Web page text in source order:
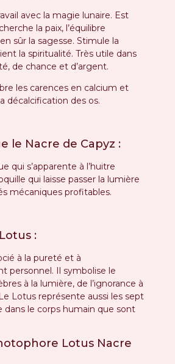
avec la magie lunaire. Est
la paix, l’équilibre
sûr la sagesse. Stimule la
la spiritualité. Très utile dans
de chance et d’argent.
les carences en calcium et
décalcification des os.
le Nacre de Capyz :
qui s’apparente à l’huitre
qui laisse passer la lumière
mécaniques profitables.
:
à la pureté et à
personnel. Il symbolise le
à la lumière, de l’ignorance à
Lotus représente aussi les sept
dans le corps humain que sont
Lotus Nacre